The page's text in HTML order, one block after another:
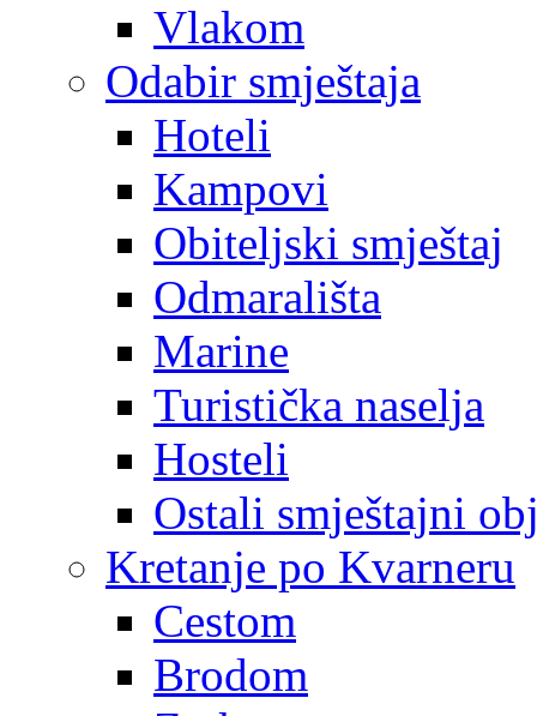
Vlakom
Odabir smještaja
Hoteli
Kampovi
Obiteljski smještaj
Odmarališta
Marine
Turistička naselja
Hosteli
Ostali smještajni
Kretanje po Kvarneru
Cestom
Brodom